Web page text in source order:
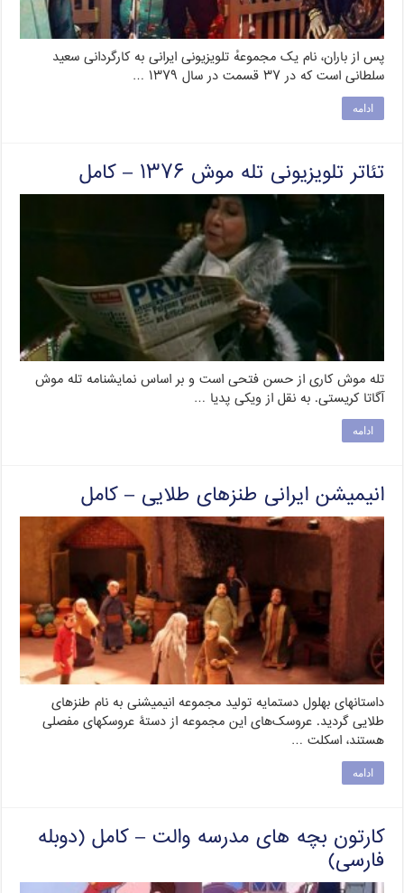
پس از باران، نام یک مجموعهٔ تلویزیونی ایرانی به کارگردانی سعید
سلطانی است که در ۳۷ قسمت در سال ۱۳۷۹ …
ادامه
تئاتر تلویزیونی تله موش ۱۳۷۶ – کامل
تله موش کاری از حسن فتحی است و بر اساس نمایشنامه تله موش
آگاتا کریستی. به نقل از ویکی پدیا …
ادامه
انیمیشن ایرانی طنزهای طلایی – کامل
داستانهای بهلول دستمایه تولید مجموعه انیمیشنی به نام طنزهای
طلایی گردید. عروسک‌های این مجموعه از دستۀ عروسکهای مفصلی
هستند، اسکلت …
ادامه
کارتون بچه های مدرسه والت – کامل (دوبله
فارسی)